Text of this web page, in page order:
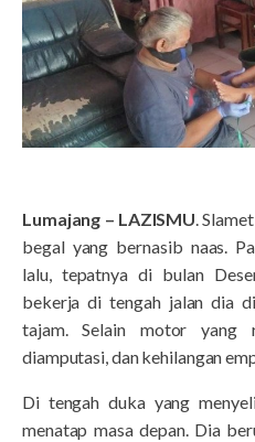
Lumajang – LAZISMU.
begal yang bernasib naas.
lalu, tepatnya di bulan
bekerja di tengah jalan dia
tajam. Selain motor yang
diamputasi, dan kehilangan
Di tengah duka yang
menatap masa depan. Dia